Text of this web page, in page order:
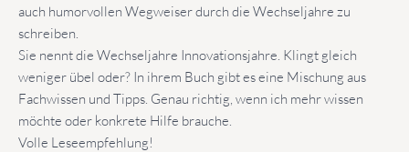
auch humorvollen Wegweiser durch die Wechseljahre zu
schreiben.
Sie nennt die Wechseljahre Innovationsjahre. Klingt gleich
weniger übel oder? In ihrem Buch gibt es eine Mischung aus
Fachwissen und Tipps. Genau richtig, wenn ich mehr wissen
möchte oder konkrete Hilfe brauche.
Volle Leseempfehlung!